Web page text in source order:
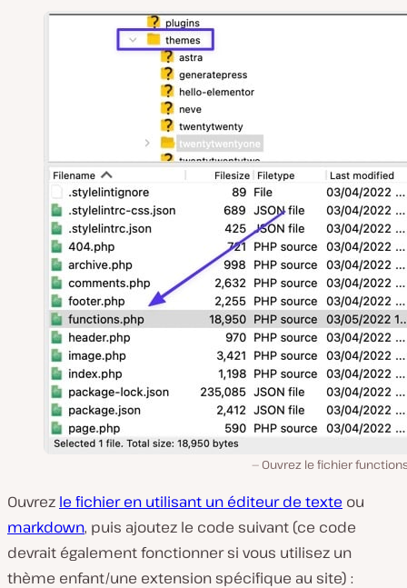
Ouvrez le fichier
Ouvrez le fichier en utilisant un éditeur de texte ou
markdown, puis ajoutez le code suivant (ce code
devrait également fonctionner si vous utilisez un
thème enfant/une extension spécifique au site) :